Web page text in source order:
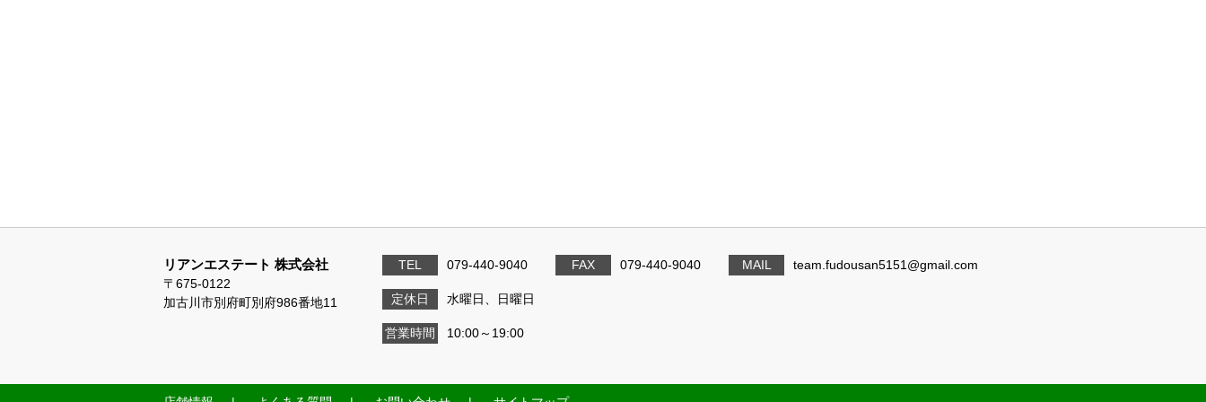
リアンエステート 株式会社
〒675-0122
加古川市別府町別府986番地11
TEL 079-440-9040 FAX 079-440-9040 MAIL team.fudousan5151@gmail.com
定休日 水曜日、日曜日
営業時間 10:00～19:00